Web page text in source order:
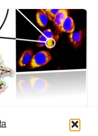
d’oro